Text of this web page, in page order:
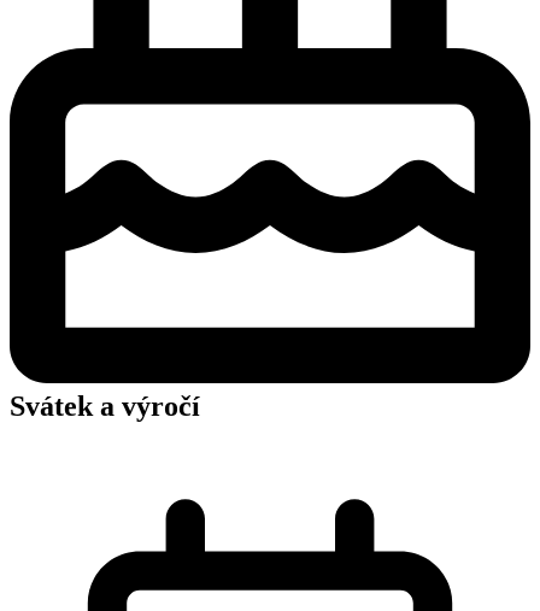
Svátek a výročí